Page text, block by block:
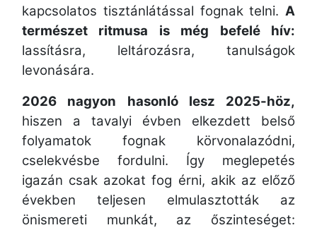
kapcsolatos tisztánlátással fognak telni. A
természet ritmusa is még befelé hív:
lassításra, leltározásra, tanulságok
levonására.
2026 nagyon hasonló lesz 2025-höz,
hiszen a tavalyi évben elkezdett belső
folyamatok fognak körvonalazódni,
cselekvésbe fordulni. Így meglepetés
igazán csak azokat fog érni, akik az előző
években teljesen elmulasztották az
önismereti munkát, az őszinteséget: